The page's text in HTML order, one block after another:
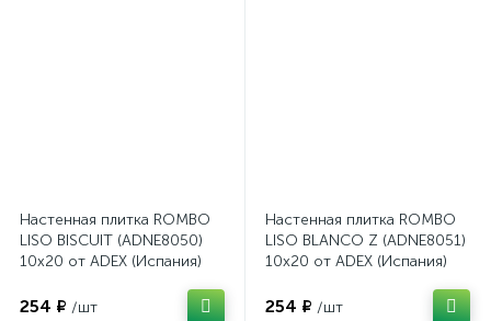
Настенная плитка ROMBO
LISO BISCUIT (ADNE8050)
10x20 от ADEX (Испания)
254 ₽ /шт
Настенная плитка ROMBO
LISO BLANCO Z (ADNE8051)
10x20 от ADEX (Испания)
254 ₽ /шт